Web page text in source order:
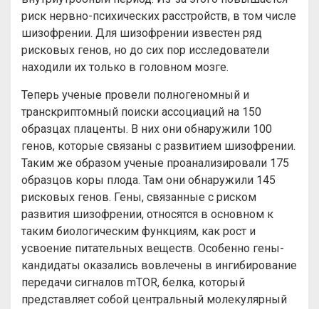
риск нервно-психических расстройств, в том числе
шизофрении. Для шизофрении известен ряд
рисковых генов, но до сих пор исследователи
находили их только в головном мозге.
Теперь ученые провели полногеномный и
транскриптомный поиски ассоциаций на 150
образцах плаценты. В них они обнаружили 100
генов, которые связаны с развитием шизофрении.
Таким же образом ученые проанализировали 175
образцов коры плода. Там они обнаружили 145
рисковых генов. Гены, связанные с риском
развития шизофрении, относятся в основном к
таким биологическим функциям, как рост и
усвоение питательных веществ. Особенно гены-
кандидаты оказались вовлечены в ингибирование
передачи сигналов mTOR, белка, который
представляет собой центральный молекулярный